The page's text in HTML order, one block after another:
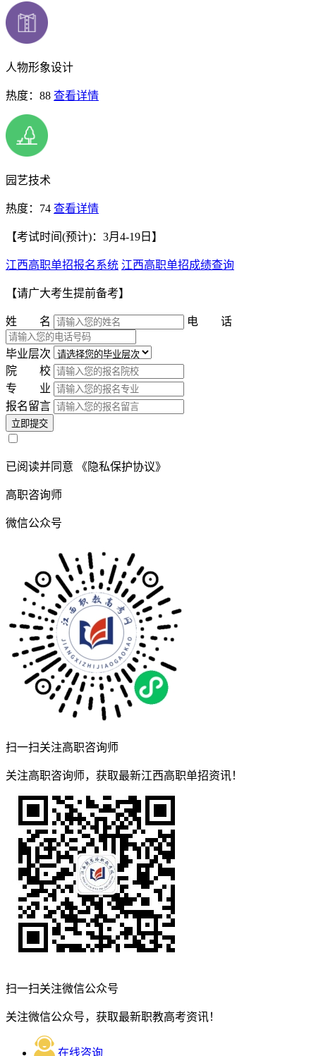
人物形象设计
热度：88 查看详情
园艺技术
热度：74 查看详情
【考试时间(预计)：3月4-19日】
江西高职单招报名系统 江西高职单招成绩查询
【请广大考生提前备考】
姓 名 电 话
毕业层次
院 校
专 业
报名留言
立即提交
已阅读并同意 《隐私保护协议》
高职咨询师
微信公众号
扫一扫关注高职咨询师
关注高职咨询师，获取最新江西高职单招资讯！
扫一扫关注微信公众号
关注微信公众号，获取最新职教高考资讯！
在线咨询